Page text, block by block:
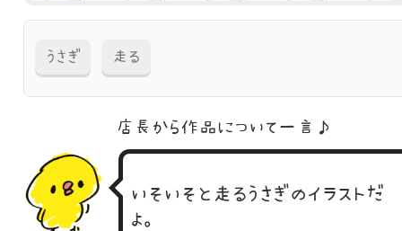
うさぎ 走る
店長から作品に ついて一言♪
いそいそと走るうさぎのイラストだ
よ。